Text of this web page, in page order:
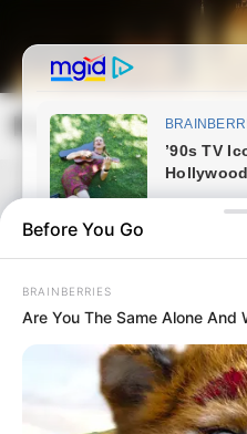
content
Magyarország
Before You Go
BRAINBERRIES
Are You The Same Alone And